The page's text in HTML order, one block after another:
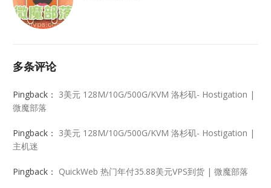
多条评论
Pingback： 3美元 128M/10G/500G/KVM 洛杉矶- Hostigation |
微魔部落
Pingback： 3美元 128M/10G/500G/KVM 洛杉矶- Hostigation |
主机迷
Pingback： QuickWeb 热门年付35.88美元VPS到货 | 微魔部落